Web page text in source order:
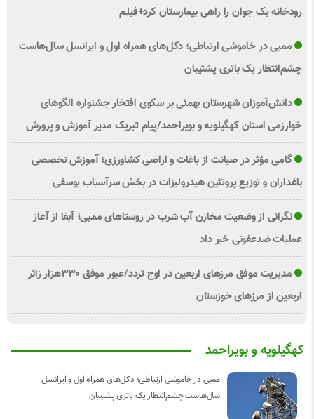
رودخانه یک جوان را راهی بیمارستان کرد+فیلم
ممبی در خاموشی ارتباطی؛ دکل‌های همراه اول و ایرانسل سال‌هاست
چشم‌انتظار یک باتری پشتیبان
دانش‌آموزان شهرستان بهمئی بر سکوی افتخار جشنواره الگوهای
خوارزمی استان کهگیلویه و بویراحمد/پیام تبریک مدیر آموزش و پرورش
گامی مؤثر در صیانت از باغات و اراضی کشاورزی؛ آموزش تخصصی
باغداران و توزیع پروتئین هیدرولیزات در بخش سرآسیاب یوسفی
نگرانی از وضعیت مخازن آب شرب در روستاهای ممبی؛ آبفا از آغاز
عملیات ضدعفونی خبر داد
مدیریت موفق مرزهای اربعین در اوج تردد/عبور موفق ۳۳۰هزار زائر
اربعین از مرزهای خوزستان
کهگیلویه و بویراحمد
ممبی در خاموشی ارتباطی؛ دکل‌های همراه اول و ایرانسل
سال‌هاست چشم‌انتظار یک باتری پشتیبان